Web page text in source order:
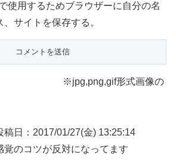
使用するためブラウザーに自分の名
サイトを保存する。
※jpg,png,gif形式画像の
稿日：2017/01/27(金) 13:25:14
覚のコツが反対になってます